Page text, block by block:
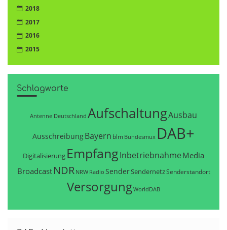
2018
2017
2016
2015
Schlagworte
Antenne Deutschland AufschaltungAusbau
AusschreibungBayern blm Bundesmux DAB+
Digitalisierung EmpfangInbetriebnahme Media
Broadcast NDR NRW Radio SenderSendernetzSenderstandort
VersorgungWorldDAB